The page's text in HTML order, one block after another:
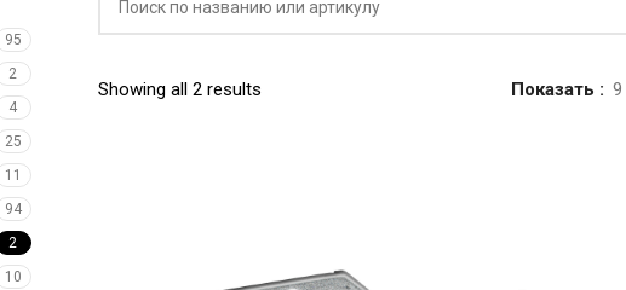
95
2
4
25
11
94
2
10
Showing all 2 results Показать 9